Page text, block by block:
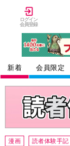
ログイン
会員登録
新着 会員限定
漫画 読者体験手記